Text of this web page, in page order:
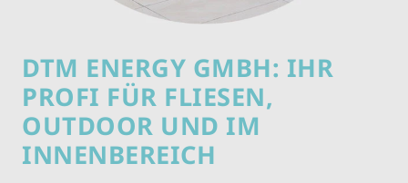
DTM ENERGY GMBH: IHR
PROFI FÜR FLIESEN,
OUTDOOR UND IM
INNENBEREICH